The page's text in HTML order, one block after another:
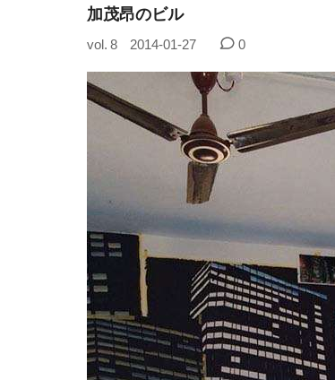
加茂昂のビル
vol. 8 2014-01-27 0